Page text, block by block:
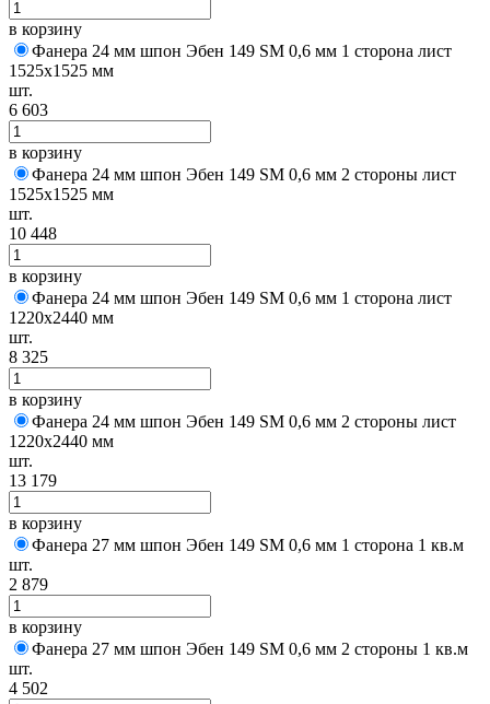
в корзину
Фанера 24 мм шпон Эбен 149 SM 0,6 мм 1 сторона лист
1525х1525 мм
шт.
6 603
в корзину
Фанера 24 мм шпон Эбен 149 SM 0,6 мм 2 стороны лист
1525х1525 мм
шт.
10 448
в корзину
Фанера 24 мм шпон Эбен 149 SM 0,6 мм 1 сторона лист
1220х2440 мм
шт.
8 325
в корзину
Фанера 24 мм шпон Эбен 149 SM 0,6 мм 2 стороны лист
1220х2440 мм
шт.
13 179
в корзину
Фанера 27 мм шпон Эбен 149 SM 0,6 мм 1 сторона 1 кв.м
шт.
2 879
в корзину
Фанера 27 мм шпон Эбен 149 SM 0,6 мм 2 стороны 1 кв.м
шт.
4 502